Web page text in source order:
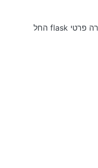
כאן באתר go100 תוכלו למצוא מורה פרטי flask החל